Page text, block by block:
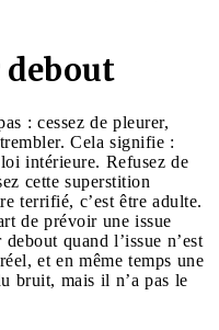
debout
: cessez de pleurer,
Cela signifie :
intérieure. Refusez de
cette superstition
terrifié, c’est être adulte.
de prévoir une issue
quand l’issue n’est
et en même temps une
bruit, mais il n’a pas le